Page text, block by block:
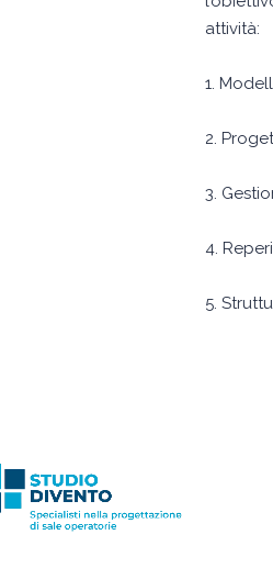
attività:
1.
2.
3.
4.
5.